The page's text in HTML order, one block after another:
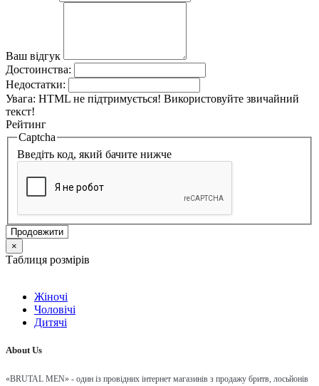
Ваш відгук
Достоинства:
Недостатки:
Увага: HTML не підтримується! Використовуйте звичайний
текст!
Рейтинг
Captcha
Введіть код, який бачите нижче
Продовжити
×
Таблиця розмірів
Жіночі
Чоловічі
Дитячі
About Us
«BRUTAL MEN» - один із провідних інтернет магазинів з продажу бритв, лосьйонів